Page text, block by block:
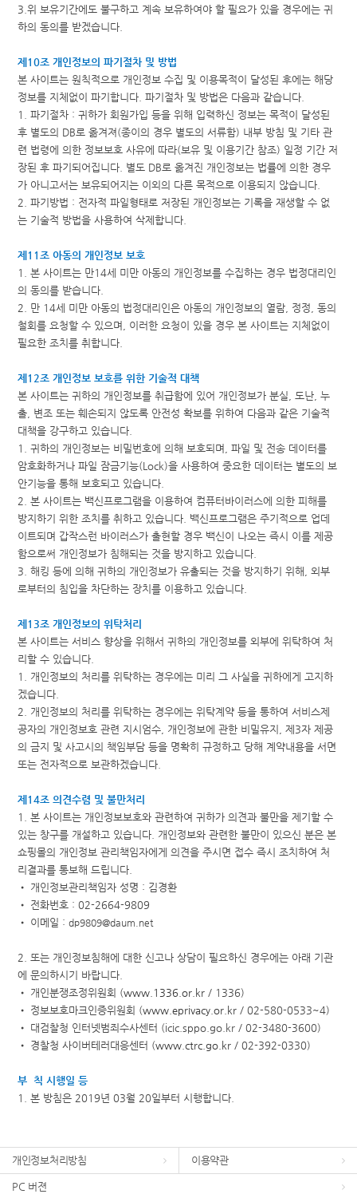
3.위 보유기간에도 불구하고 계속 보유하여야 할 필요가 있을 경우에는 귀
하의 동의를 받겠습니다.
제10조 개인정보의 파기절차 및 방법
본 사이트는 원칙적으로 개인정보 수집 및 이용목적이 달성된 후에는 해당
정보를 지체없이 파기합니다. 파기절차 및 방법은 다음과 같습니다.
1. 파기절차 : 귀하가 회원가입 등을 위해 입력하신 정보는 목적이 달성된
후 별도의 DB로 옮겨져(종이의 경우 별도의 서류함) 내부 방침 및 기타 관
련 법령에 의한 정보보호 사유에 따라(보유 및 이용기간 참조) 일정 기간 저
장된 후 파기되어집니다. 별도 DB로 옮겨진 개인정보는 법률에 의한 경우
가 아니고서는 보유되어지는 이외의 다른 목적으로 이용되지 않습니다.
2. 파기방법 : 전자적 파일형태로 저장된 개인정보는 기록을 재생할 수 없
는 기술적 방법을 사용하여 삭제합니다.
제11조 아동의 개인정보 보호
1. 본 사이트는 만14세 미만 아동의 개인정보를 수집하는 경우 법정대리인
의 동의를 받습니다.
2. 만 14세 미만 아동의 법정대리인은 아동의 개인정보의 열람, 정정, 동의
철회를 요청할 수 있으며, 이러한 요청이 있을 경우 본 사이트는 지체없이
필요한 조치를 취합니다.
제12조 개인정보 보호를 위한 기술적 대책
본 사이트는 귀하의 개인정보를 취급함에 있어 개인정보가 분실, 도난, 누
출, 변조 또는 훼손되지 않도록 안전성 확보를 위하여 다음과 같은 기술적
대책을 강구하고 있습니다.
1. 귀하의 개인정보는 비밀번호에 의해 보호되며, 파일 및 전송 데이터를
암호화하거나 파일 잠금기능(Lock)을 사용하여 중요한 데이터는 별도의 보
안기능을 통해 보호되고 있습니다.
2. 본 사이트는 백신프로그램을 이용하여 컴퓨터바이러스에 의한 피해를
방지하기 위한 조치를 취하고 있습니다. 백신프로그램은 주기적으로 업데
이트되며 갑작스런 바이러스가 출현할 경우 백신이 나오는 즉시 이를 제공
함으로써 개인정보가 침해되는 것을 방지하고 있습니다.
3. 해킹 등에 의해 귀하의 개인정보가 유출되는 것을 방지하기 위해, 외부
로부터의 침입을 차단하는 장치를 이용하고 있습니다.
제13조 개인정보의 위탁처리
본 사이트는 서비스 향상을 위해서 귀하의 개인정보를 외부에 위탁하여 처
리할 수 있습니다.
1. 개인정보의 처리를 위탁하는 경우에는 미리 그 사실을 귀하에게 고지하
겠습니다.
2. 개인정보의 처리를 위탁하는 경우에는 위탁계약 등을 통하여 서비스제
공자의 개인정보호 관련 지시엄수, 개인정보에 관한 비밀유지, 제3자 제공
의 금지 및 사고시의 책임부담 등을 명확히 규정하고 당해 계약내용을 서면
또는 전자적으로 보관하겠습니다.
제14조 의견수렴 및 불만처리
1. 본 사이트는 개인정보보호와 관련하여 귀하가 의견과 불만을 제기할 수
있는 창구를 개설하고 있습니다. 개인정보와 관련한 불만이 있으신 분은 본
쇼핑몰의 개인정보 관리책임자에게 의견을 주시면 접수 즉시 조치하여 처
리결과를 통보해 드립니다.
• 개인정보관리책임자 성명 : 김경환
• 전화번호 : 02-2664-9809
• 이메일 :dp9809@daum.net
2. 또는 개인정보침해에 대한 신고나 상담이 필요하신 경우에는 아래 기관
에 문의하시기 바랍니다.
• 개인분쟁조정위원회 (www.1336.or.kr / 1336)
• 정보보호마크인증위원회 (www.eprivacy.or.kr / 02-580-0533~4)
• 대검찰청 인터넷범죄수사센터 (icic.sppo.go.kr / 02-3480-3600)
• 경찰청 사이버테러대응센터 (www.ctrc.go.kr / 02-392-0330)
부 칙 시행일 등
1. 본 방침은 2019년 03월 20일부터 시행합니다.
개인정보처리방침 이용약관
PC 버젼